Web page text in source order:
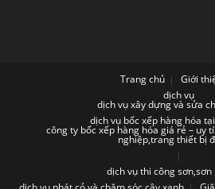
Trang chủ
Giới
dịch vụ
dịch vụ xây dựng và sửa
dịch vụ bốc xếp hàng hóa
công ty bốc xếp hàng hóa giá rẻ – uy
nghiệp,trang thiết bị
dịch vụ thi công sơn,sơn